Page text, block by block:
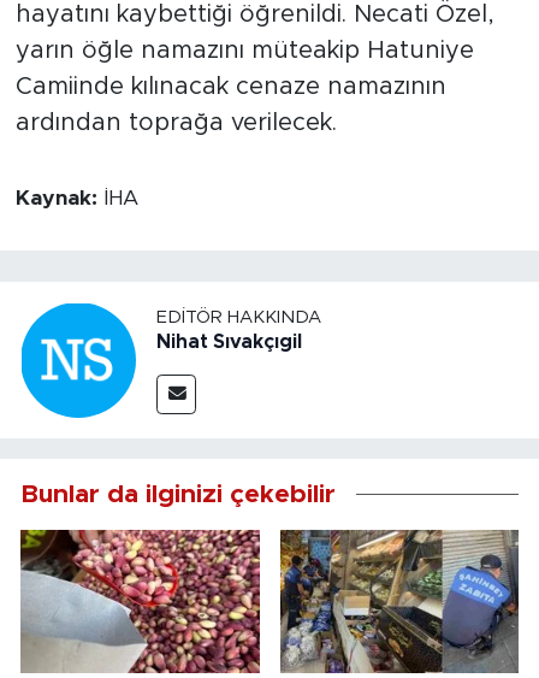
hayatını kaybettiği öğrenildi. Necati Özel,
yarın öğle namazını müteakip Hatuniye
Camiinde kılınacak cenaze namazının
ardından toprağa verilecek.
Kaynak: İHA
EDITÖR HAKKINDA
Nihat Sıvakçıgil
Bunlar da ilginizi çekebilir